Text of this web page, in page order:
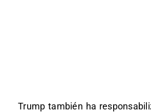
Trump también ha